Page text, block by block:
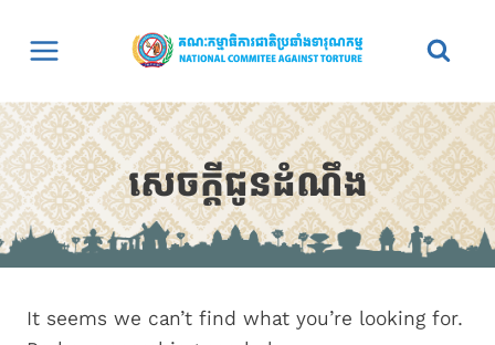
សេចក្តីជូនដំណឹង
It seems we can’t find what you’re looking for.